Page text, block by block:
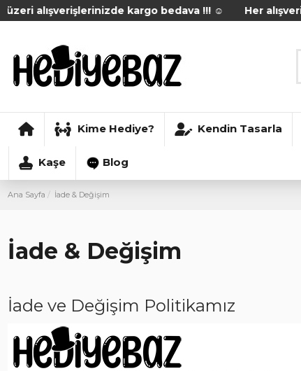
alışverişlerinizde kargo bedava !!! ☺️ Her
Kime Hediye? Kendin Tasarla
Kaşe Blog
Ana Sayfa İade & Değişim
İade & Değişim
İade ve Değişim Politikamız